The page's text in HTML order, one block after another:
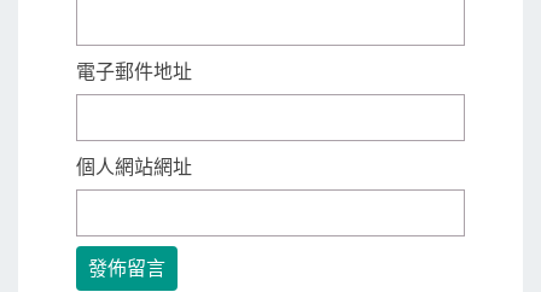
電子郵件地址
個人網站網址